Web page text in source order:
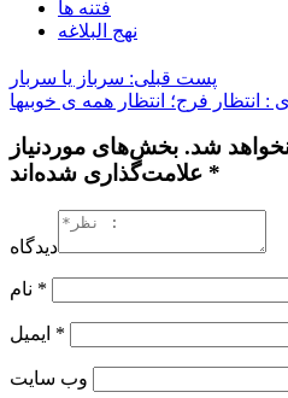
فتنه ها
نهج البلاغه
پست قبلی: سرباز یا سربار
شد. بخش‌های موردنیاز
علامت‌گذاری شده‌اند *
دیدگاه
*
*
وب‌ سایت